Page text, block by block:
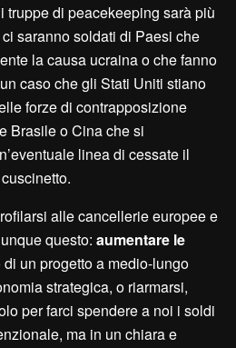
truppe di peacekeeping sarà più
saranno soldati di Paesi che
la causa ucraina o che fanno
caso che gli Stati Uniti stiano
forze di contrapposizione
Brasile o Cina che si
linea di cessate il
alle cancellerie europee e
questo: aumentare le
di un progetto a medio-lungo
strategica, o riarmarsi,
per farci spendere a noi i soldi
ma in un chiara e